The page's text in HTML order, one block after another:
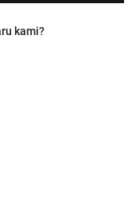
kami?